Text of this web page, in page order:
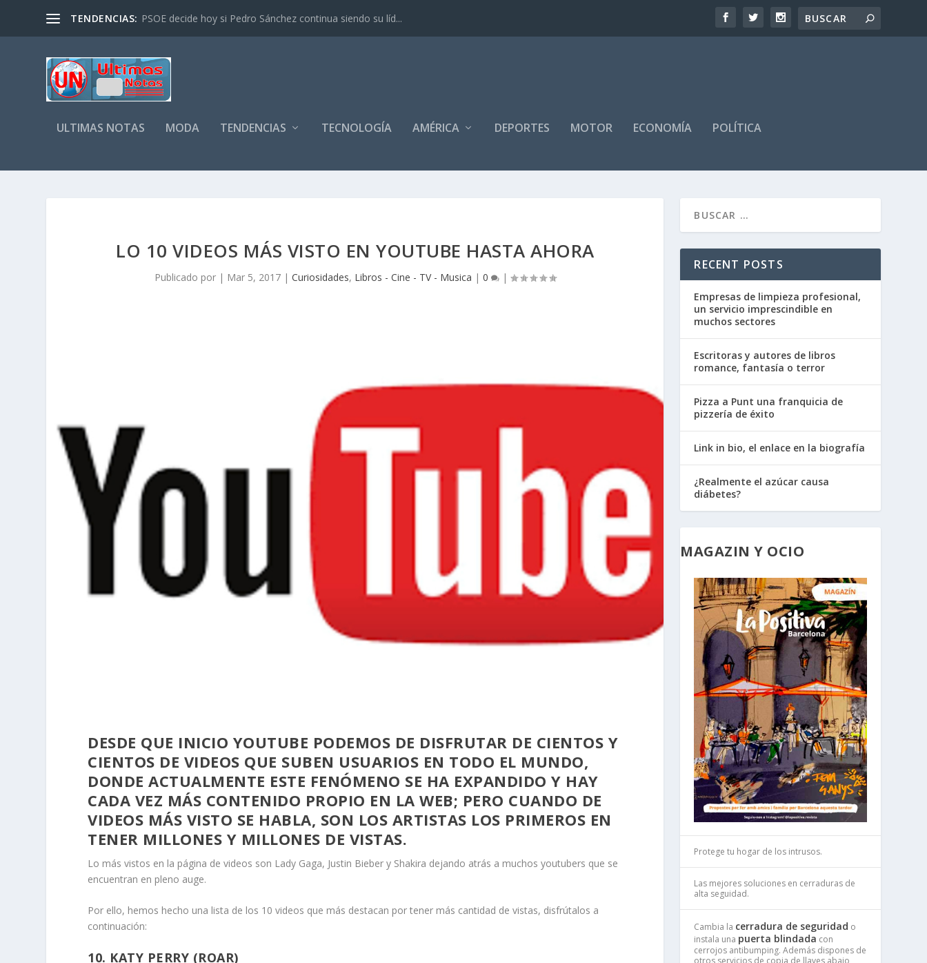
TENDENCIAS: PSOE decide hoy si Pedro Sánchez continua siendo su líd...
ULTIMAS NOTAS MODA TENDENCIAS TECNOLOGÍA AMÉRICA DEPORTES MOTOR ECONOMÍA POLÍTICA
LO 10 VIDEOS MÁS VISTO EN YOUTUBE HASTA AHORA
Publicado por | Mar 5, 2017| Curiosidades, Libros - Cine - TV - Musica | 0 |
DESDE QUE INICIO YOUTUBE PODEMOS DE DISFRUTAR DE CIENTOS Y
CIENTOS DE VIDEOS QUE SUBEN USUARIOS EN TODO EL MUNDO,
DONDE ACTUALMENTE ESTE FENÓMENO SE HA EXPANDIDO Y HAY
CADA VEZ MÁS CONTENIDO PROPIO EN LA WEB; PERO CUANDO DE
VIDEOS MÁS VISTO SE HABLA, SON LOS ARTISTAS LOS PRIMEROS EN
TENER MILLONES Y MILLONES DE VISTAS.
Lo más vistos en la página de videos son Lady Gaga, Justin Bieber y Shakira dejando atrás a muchos youtubers que se
encuentran en pleno auge.
Por ello, hemos hecho una lista de los 10 videos que más destacan por tener más cantidad de vistas, disfrútalos a
continuación:
10. KATY PERRY (ROAR)
RECENT POSTS
Empresas de limpieza profesional,
un servicio imprescindible en
muchos sectores
Escritoras y autores de libros
romance, fantasía o terror
Pizza a Punt una franquicia de
pizzería de éxito
Link in bio, el enlace en la biografía
¿Realmente el azúcar causa
diábetes?
MAGAZIN Y OCIO
Protege tu hogar de los intrusos.
Las mejores soluciones en cerraduras de
alta seguidad.
Cambia la cerradura de seguridad o
instala una puerta blindada con
cerrojos antibumping. Además dispones de
otros servicios de copia de llaves abajo